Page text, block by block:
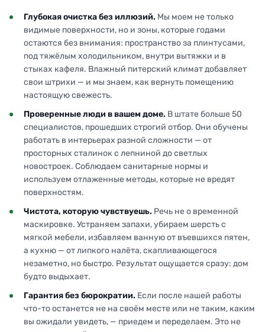
Глубокая очистка без иллюзий. Мы моем не только
видимые поверхности, но и зоны, которые годами
остаются без внимания: пространство за плинтусами,
под тяжёлым холодильником, внутри вытяжки и в
стыках кафеля. Влажный питерский климат добавляет
свои штрихи — и мы знаем, как вернуть помещению
настоящую свежесть.
Проверенные люди в вашем доме. В штате больше 50
специалистов, прошедших строгий отбор. Они обучены
работать в интерьерах разной сложности — от
просторных сталинок с лепниной до светлых
новостроек. Соблюдаем санитарные нормы и
используем отлаженные методы, которые не вредят
поверхностям.
Чистота, которую чувствуешь. Речь не о временной
маскировке. Устраняем запахи, убираем шерсть с
мягкой мебели, избавляем ванную от въевшихся пятен,
а кухню — от липкого налёта, скапливающегося
незаметно, но быстро. Результат ощущается сразу: дом
будто выдыхает.
Гарантия без бюрократии. Если после нашей работы
что-то останется не на своём месте или не таким, каким
вы ожидали увидеть, — приедем и переделаем. Это не